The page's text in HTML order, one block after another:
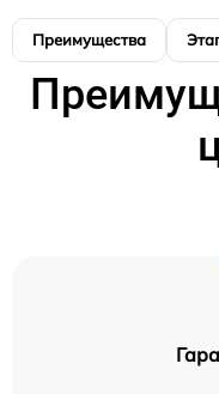
Преимущества